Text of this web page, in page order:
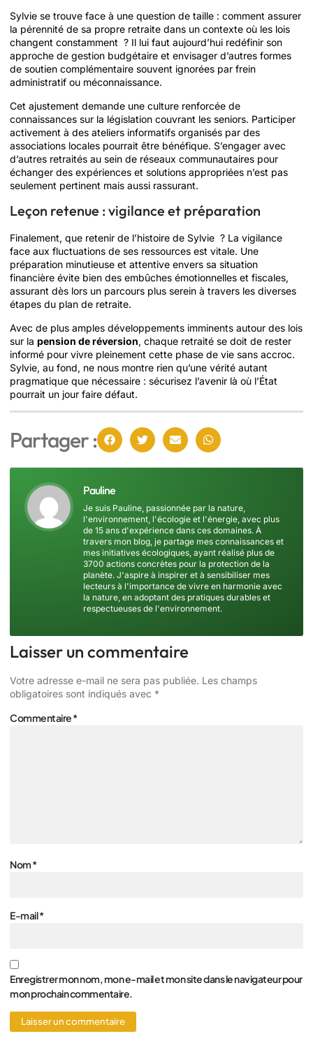
Sylvie se trouve face à une question de taille : comment assurer
la pérennité de sa propre retraite dans un contexte où les lois
changent constamment ? Il lui faut aujourd’hui redéfinir son
approche de gestion budgétaire et envisager d’autres formes
de soutien complémentaire souvent ignorées par frein
administratif ou méconnaissance.
Cet ajustement demande une culture renforcée de
connaissances sur la législation couvrant les seniors. Participer
activement à des ateliers informatifs organisés par des
associations locales pourrait être bénéfique. S’engager avec
d’autres retraités au sein de réseaux communautaires pour
échanger des expériences et solutions appropriées n’est pas
seulement pertinent mais aussi rassurant.
Leçon retenue : vigilance et préparation
Finalement, que retenir de l’histoire de Sylvie ? La vigilance
face aux fluctuations de ses ressources est vitale. Une
préparation minutieuse et attentive envers sa situation
financière évite bien des embûches émotionnelles et fiscales,
assurant dès lors un parcours plus serein à travers les diverses
étapes du plan de retraite.
Avec de plus amples développements imminents autour des lois
sur la pension de réversion, chaque retraité se doit de rester
informé pour vivre pleinement cette phase de vie sans accroc.
Sylvie, au fond, ne nous montre rien qu’une vérité autant
pragmatique que nécessaire : sécurisez l’avenir là où l’État
pourrait un jour faire défaut.
Partager :
Pauline
Je suis Pauline, passionnée par la nature,
l'environnement, l'écologie et l'énergie, avec plus
de 15 ans d'expérience dans ces domaines. À
travers mon blog, je partage mes connaissances et
mes initiatives écologiques, ayant réalisé plus de
3700 actions concrètes pour la protection de la
planète. J'aspire à inspirer et à sensibiliser mes
lecteurs à l'importance de vivre en harmonie avec
la nature, en adoptant des pratiques durables et
respectueuses de l'environnement.
Laisser un commentaire
Votre adresse e-mail ne sera pas publiée. Les champs
obligatoires sont indiqués avec *
Commentaire*
Nom*
E-mail*
Enregistrer mon nom, mon e-mail et mon site dans le navigateur pour
mon prochain commentaire.